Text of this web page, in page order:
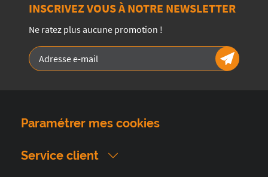
INSCRIVEZ VOUS À NOTRE NEWSLETTER
Ne ratez plus aucune promotion !
Paramétrer mes cookies
Service client